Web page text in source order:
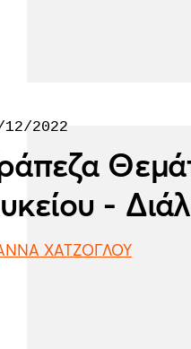
12/2022
-
ΧΑΤΖΟΓΛΟΥ